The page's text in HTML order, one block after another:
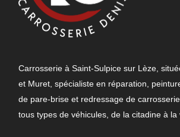
Carrosserie à Saint-Sulpice sur Lèze,
et Muret, spécialiste en réparation,
de pare-brise et redressage de
tous types de véhicules, de la citadine à la